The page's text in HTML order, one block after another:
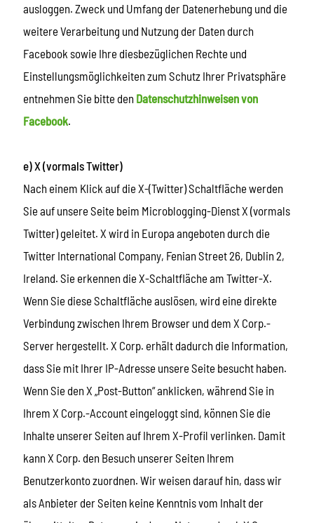
ausloggen. Zweck und Umfang der Datenerhebung und die
weitere Verarbeitung und Nutzung der Daten durch
Facebook sowie Ihre diesbezüglichen Rechte und
Einstellungsmöglichkeiten zum Schutz Ihrer Privatsphäre
entnehmen Sie bitte den Datenschutzhinweisen von
Facebook.
e) X (vormals Twitter)
Nach einem Klick auf die X-(Twitter) Schaltfläche werden
Sie auf unsere Seite beim Microblogging-Dienst X (vormals
Twitter) geleitet. X wird in Europa angeboten durch die
Twitter International Company, Fenian Street 26, Dublin 2,
Ireland. Sie erkennen die X-Schaltfläche am Twitter-X.
Wenn Sie diese Schaltfläche auslösen, wird eine direkte
Verbindung zwischen Ihrem Browser und dem X Corp.-
Server hergestellt. X Corp. erhält dadurch die Information,
dass Sie mit Ihrer IP-Adresse unsere Seite besucht haben.
Wenn Sie den X „Post-Button“ anklicken, während Sie in
Ihrem X Corp.-Account eingeloggt sind, können Sie die
Inhalte unserer Seiten auf Ihrem X-Profil verlinken. Damit
kann X Corp. den Besuch unserer Seiten Ihrem
Benutzerkonto zuordnen. Wir weisen darauf hin, dass wir
als Anbieter der Seiten keine Kenntnis vom Inhalt der